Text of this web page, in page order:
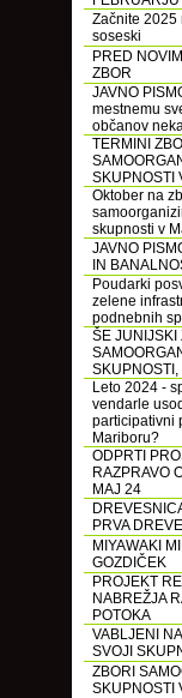
Začnite 2025
soseski
PRED
ZBOR
JAVNO
mestnemu
občanov
TERMINI
SKUPNOSTI
Oktober na
skupnosti v
JAVNO
IN
Poudarki
zelene
podnebnih
ŠE JUNIJSKI
SKUPNOSTI,
Leto 2024 -
vendarle
participativni
Mariboru?
ODPRTI
RAZPRAVO
MAJ 24
PRVA
MIYAWAKI
GOZDIČEK
PROJEKT
NABREŽJA
POTOKA
VABLJENI
SVOJI
ZBORI
SKUPNOSTI